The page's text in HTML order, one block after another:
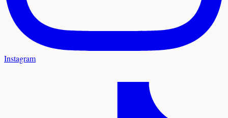
Instagram